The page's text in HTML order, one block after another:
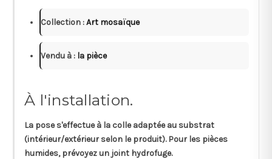
Collection :Art mosaïque
Vendu à : la pièce
À l'installation.
La pose s'effectue à la colle adaptée au substrat
(intérieur/extérieur selon le produit). Pour les pièces
humides, prévoyez un joint hydrofuge.